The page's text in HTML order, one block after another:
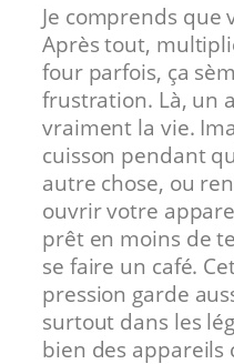
Je comprends que
Après tout,
four parfois, ça
frustration. Là, un
vraiment la vie.
cuisson pendant
autre chose, ou
ouvrir votre
prêt en moins de
se faire un café.
pression garde
surtout dans les
bien des appareils